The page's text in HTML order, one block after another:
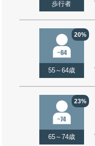
歩行者
20%
55～64歳
23%
65～74歳